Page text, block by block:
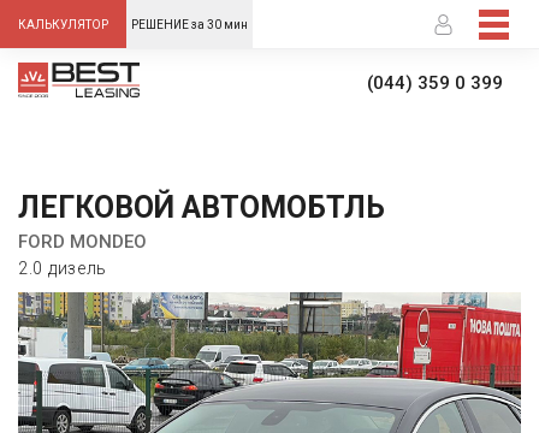
КАЛЬКУЛЯТОР РЕШЕНИЕ за 30 мин
(044) 359 0 399
ЛЕГКОВОЙ АВТОМОБТЛЬ
FORD MONDEO
2.0 дизель